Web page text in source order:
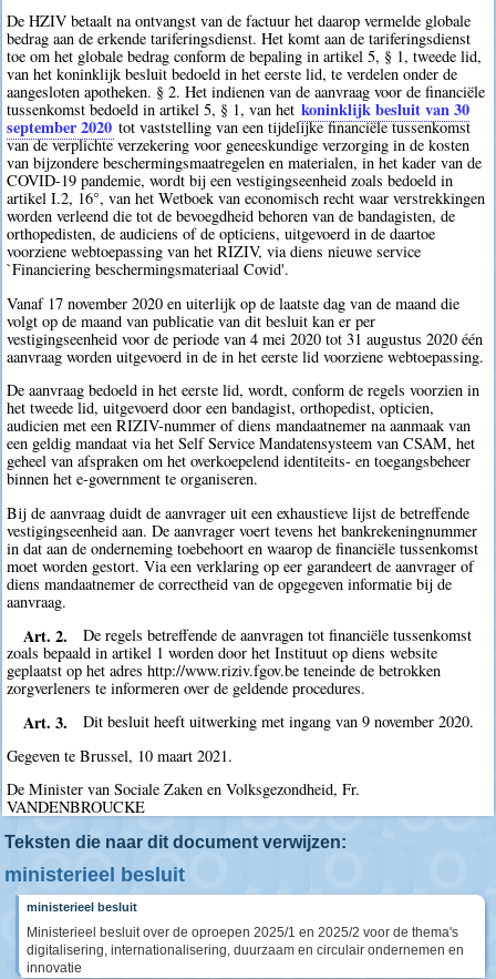
De HZIV betaalt na ontvangst van de factuur het daarop vermelde globale
bedrag aan de erkende tariferingsdienst. Het komt aan de tariferingsdienst
toe om het globale bedrag conform de bepaling in artikel 5, § 1, tweede lid,
van het koninklijk besluit bedoeld in het eerste lid, te verdelen onder de
aangesloten apotheken. § 2. Het indienen van de aanvraag voor de financiële
tussenkomst bedoeld in artikel 5, § 1, van het koninklijk besluit van 30
september 2020 tot vaststelling van een tijdelijke financiële tussenkomst
van de verplichte verzekering voor geneeskundige verzorging in de kosten
van bijzondere beschermingsmaatregelen en materialen, in het kader van de
COVID-19 pandemie, wordt bij een vestigingseenheid zoals bedoeld in
artikel I.2, 16°, van het Wetboek van economisch recht waar verstrekkingen
worden verleend die tot de bevoegdheid behoren van de bandagisten, de
orthopedisten, de audiciens of de opticiens, uitgevoerd in de daartoe
voorziene webtoepassing van het RIZIV, via diens nieuwe service
`Financiering beschermingsmateriaal Covid'.
Vanaf 17 november 2020 en uiterlijk op de laatste dag van de maand die
volgt op de maand van publicatie van dit besluit kan er per
vestigingseenheid voor de periode van 4 mei 2020 tot 31 augustus 2020 één
aanvraag worden uitgevoerd in de in het eerste lid voorziene webtoepassing.
De aanvraag bedoeld in het eerste lid, wordt, conform de regels voorzien in
het tweede lid, uitgevoerd door een bandagist, orthopedist, opticien,
audicien met een RIZIV-nummer of diens mandaatnemer na aanmaak van
een geldig mandaat via het Self Service Mandatensysteem van CSAM, het
geheel van afspraken om het overkoepelend identiteits- en toegangsbeheer
binnen het e-government te organiseren.
Bij de aanvraag duidt de aanvrager uit een exhaustieve lijst de betreffende
vestigingseenheid aan. De aanvrager voert tevens het bankrekeningnummer
in dat aan de onderneming toebehoort en waarop de financiële tussenkomst
moet worden gestort. Via een verklaring op eer garandeert de aanvrager of
diens mandaatnemer de correctheid van de opgegeven informatie bij de
aanvraag.
Art. 2.
De regels betreffende de aanvragen tot financiële tussenkomst
zoals bepaald in artikel 1 worden door het Instituut op diens website
geplaatst op het adres http://www.riziv.fgov.be teneinde de betrokken
zorgverleners te informeren over de geldende procedures.
Art. 3.
Dit besluit heeft uitwerking met ingang van 9 november 2020.
Gegeven te Brussel, 10 maart 2021.
De Minister van Sociale Zaken en Volksgezondheid, Fr.
VANDENBROUCKE
Teksten die naar dit document verwijzen:
ministerieel besluit
ministerieel besluit
Ministerieel besluit over de oproepen 2025/1 en 2025/2 voor de thema's
digitalisering, internationalisering, duurzaam en circulair ondernemen en
innovatie